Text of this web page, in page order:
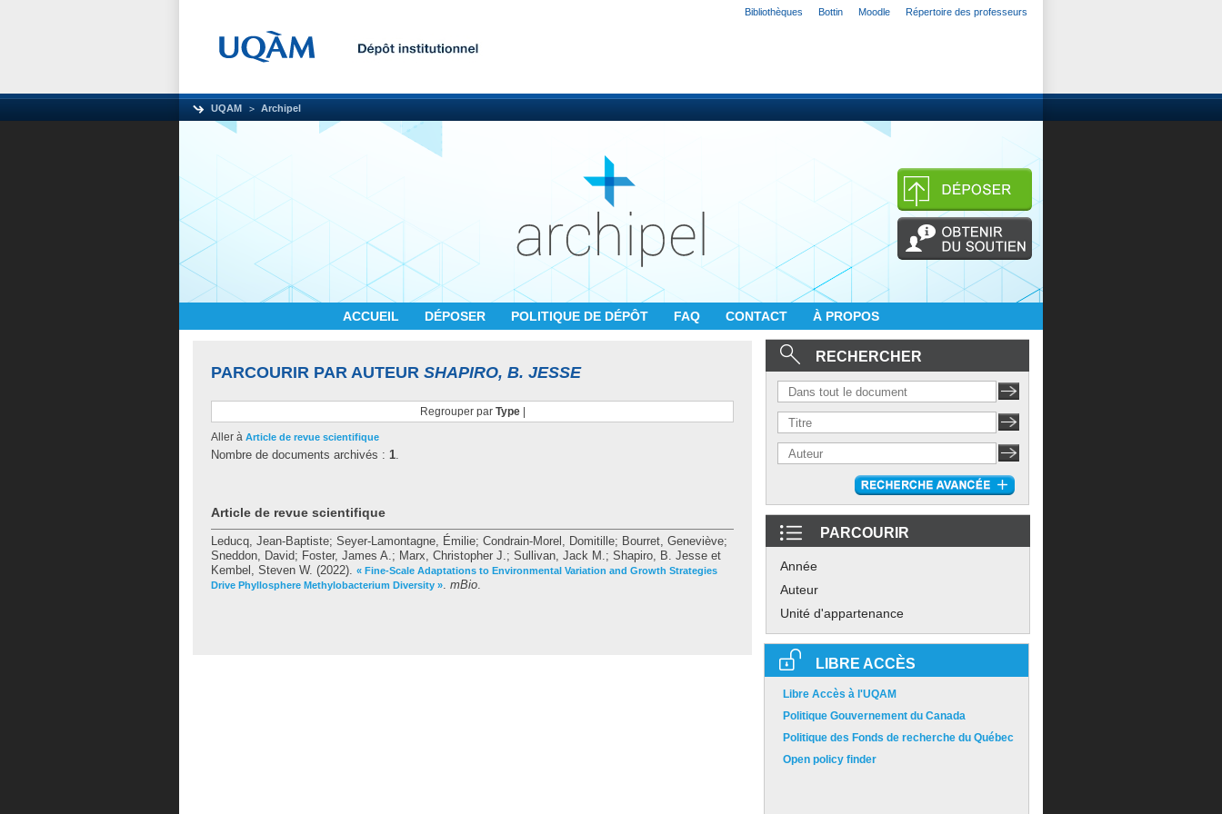
Bibliothèques Bottin Moodle Répertoire des professeurs
UQAM Archipel
ACCUEIL DÉPOSER POLITIQUE DE DÉPÔT FAQ CONTACT À PROPOS
PARCOURIR PAR AUTEUR SHAPIRO, B. JESSE
Regrouper par Type|
Aller à Article de revue scientifique
Nombre de documents archivés : 1.
Article de revue scientifique
Leducq, Jean-Baptiste; Seyer-Lamontagne, Émilie; Condrain-Morel, Domitille; Bourret, Geneviève;
Sneddon, David; Foster, James A.; Marx, Christopher J.; Sullivan, Jack M.; Shapiro, B. Jesse et
Kembel, Steven W. (2022). « Fine-Scale Adaptations to Environmental Variation and Growth Strategies
Drive Phyllosphere Methylobacterium Diversity ». mBio.
RECHERCHER
PARCOURIR
Année
Auteur
Unité d'appartenance
LIBRE ACCÈS
Libre Accès à l'UQAM
Politique Gouvernement du Canada
Politique des Fonds de recherche du Québec
Open policy finder